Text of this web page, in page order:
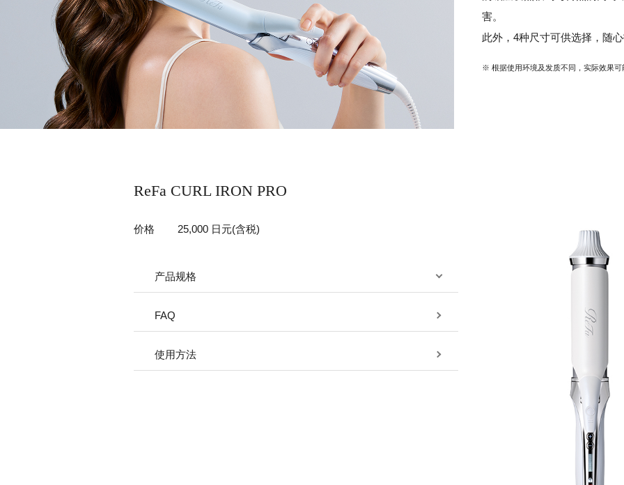
害。
此外，4种尺寸可供选择，随
※ 根据使用环境及发质不同，实际效果可
ReFa CURL IRON PRO
价格 25,000 日元(含税)
产品规格
FAQ
使用方法